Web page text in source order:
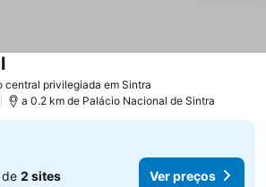
central privilegiada em Sintra
a 0.2 km de Palácio Nacional de Sintra
2 sites Ver preços